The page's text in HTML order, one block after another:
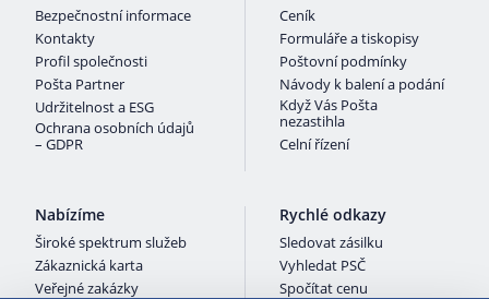
Bezpečnostní informace
Kontakty
Profil společnosti
Pošta Partner
Udržitelnost a ESG
Ochrana osobních údajů
– GDPR
Ceník
Formuláře a tiskopisy
Poštovní podmínky
Návody k balení a podání
Když Vás Pošta
nezastihla
Celní řízení
Nabízíme
Široké spektrum služeb
Zákaznická karta
Veřejné zakázky
Rychlé odkazy
Sledovat zásilku
Vyhledat PSČ
Spočítat cenu